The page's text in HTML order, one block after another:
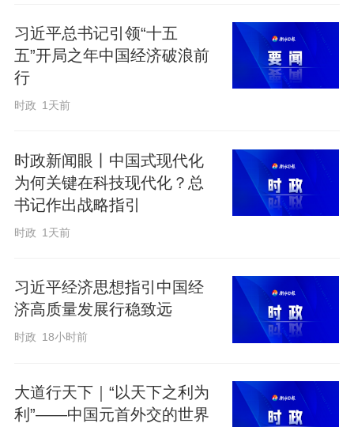
感、印刷清晰度、书籍排版、防伪标识、
内容质量五个维度，手把手教孩子们辨别
盗版图书的实用技巧，结合青少年身边的
律常识，厘清侵权行为的法律后果，呼吁
全体学生尊重原创、支持正版，自觉远离
盗版书籍、抵制不良读物，让绿色阅读、
正版阅读的理念深植心底。台下的孩子们
边的课外书，对照讲解要点逐一翻看核
对。
习近平总书记引领“十五
五”开局之年中国经济破浪前
行
时政 1天前
时政新闻眼丨中国式现代化
为何关键在科技现代化？总
书记作出战略指引
时政 1天前
习近平经济思想指引中国经
济高质量发展行稳致远
时政 18小时前
大道行天下｜“以天下之利为
利”——中国元首外交的世界